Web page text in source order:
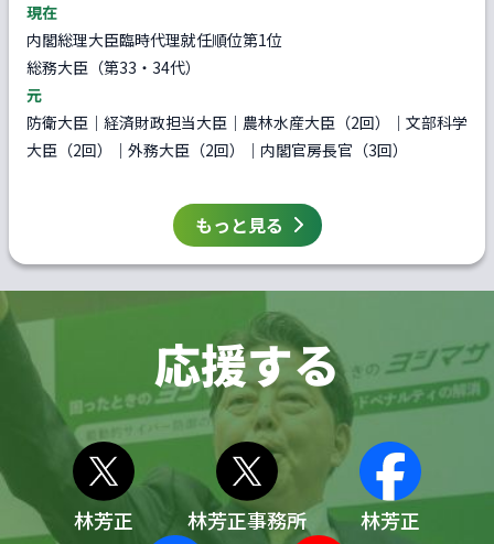
現在
内閣総理大臣臨時代理就任順位第1位
総務大臣（第33・34代）
元
防衛大臣｜経済財政担当大臣｜農林水産大臣（2回）｜文部科学
大臣（2回）｜外務大臣（2回）｜内閣官房長官（3回）
もっと見る
応援する
林芳正 林芳正事務所 林芳正